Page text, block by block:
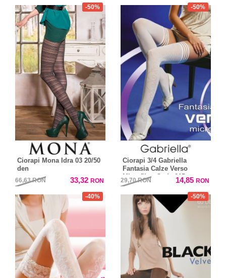
-50%
Ciorapi Mona Idra 03 20/50
den
66,63RON 33,32 RON
-50%
Ciorapi 3/4 Gabriella
Fantasia Calze Verso
Microfibre Code 215
29,70RON 14,85 RON
-40% -50%